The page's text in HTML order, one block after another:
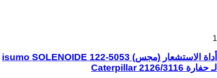
1
أداة الاستشعار (مجس) isumo SOLENOIDE 122-5053
لـ حفارة Caterpillar 2126/3116